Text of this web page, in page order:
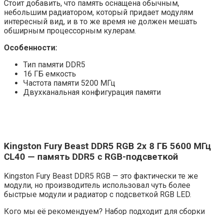
Стоит добавить, что память оснащена обычным,
небольшим радиатором, который придает модулям
интересный вид, и в то же время не должен мешать
обширным процессорным кулерам.
Особенности:
Тип памяти DDR5
16 ГБ емкость
Частота памяти 5200 МГц
Двухканальная конфигурация памяти
Kingston Fury Beast DDR5 RGB 2x 8 ГБ 5600 МГц
CL40 — память DDR5 с RGB-подсветкой
Kingston Fury Beast DDR5 RGB — это фактически те же
модули, но производитель использовал чуть более
быстрые модули и радиатор с подсветкой RGB LED.
Кого мы её рекомендуем? Набор подходит для сборки